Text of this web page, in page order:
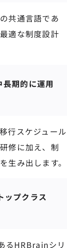
共通言語であ
適な制度設計
期的に運用
行スケジュール
修に加え、制
生み出します。
プクラス
るHRBrainシリ